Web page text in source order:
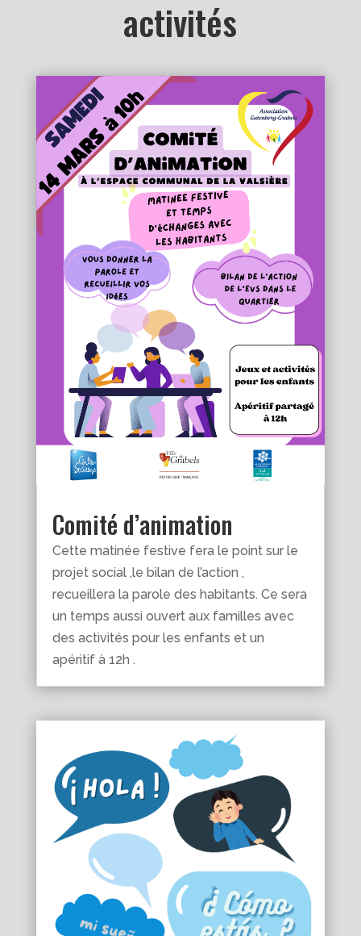
activités
Comité d’animation
Cette matinée festive fera le point sur le
projet social ,le bilan de l’action ,
recueillera la parole des habitants. Ce sera
un temps aussi ouvert aux familles avec
des activités pour les enfants et un
apéritif à 12h .